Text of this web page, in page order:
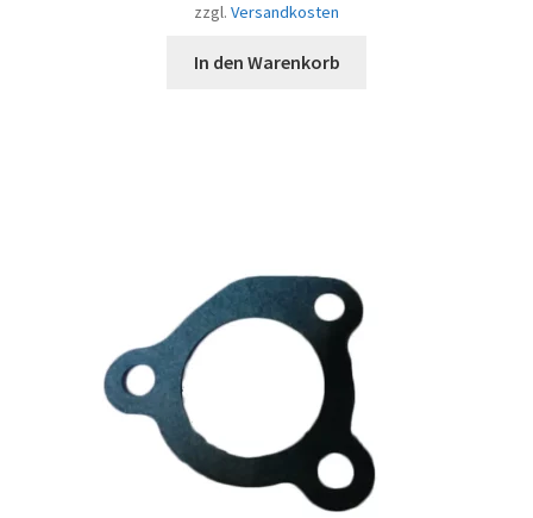
zzgl. Versandkosten
In den Warenkorb